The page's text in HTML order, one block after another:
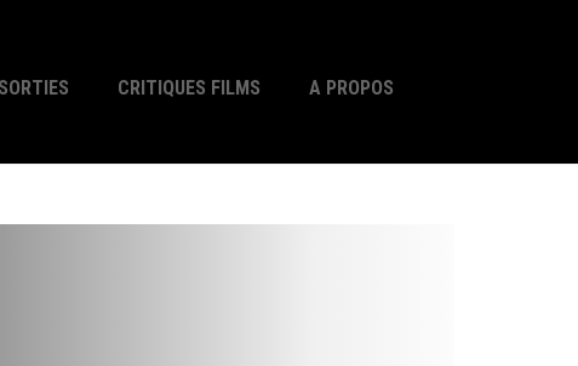
CRITIQUES FILMS A PROPOS